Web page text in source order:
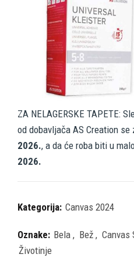
ZA NELAGERSKE TAPETE:
od dobavljača AS Creation se
2026., a da će roba biti u
2026.
Kategorija: Canvas 2024
Oznake: Bela , Bež , Canvas
Životinje